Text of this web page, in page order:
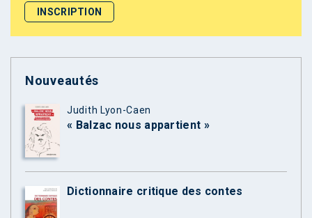
Nouveautés
Judith Lyon-Caen
« Balzac nous appartient »
Dictionnaire critique des contes